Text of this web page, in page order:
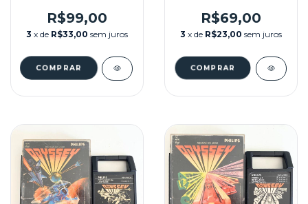
R$99,00
3 x de R$33,00 sem juros
R$69,00
3 x de R$23,00 sem juros